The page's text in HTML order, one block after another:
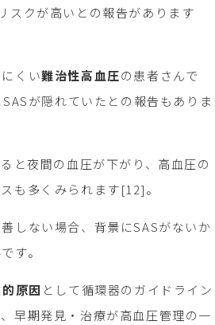
スクが高いとの報告があります
くい難治性高血圧の患者さんで
が隠れていたとの報告もありま
と夜間の血圧が下がり、高血圧の
も多くみられます[12]。
しない場合、背景にSASがないか
す。
原因 として循環器のガイドライン
早期発見・治療が高血圧管理の一